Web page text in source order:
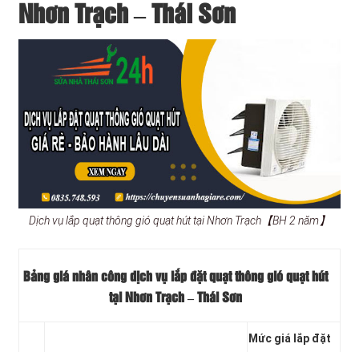
Nhơn Trạch – Thái Sơn
Dịch vụ lắp quạt thông gió quạt hút tại Nhơn Trạch【BH 2 năm】
Bảng giá nhân công dịch vụ lắp đặt quạt thông gió quạt hút
tại Nhơn Trạch – Thái Sơn
Mức giá lắp đặt